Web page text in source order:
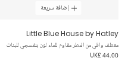
إضافة سريعة
Little Blue House by Hatley
معطف واقي من المطر مقاوم للماء لون بنفسجي للبنات
UK£ 44.00